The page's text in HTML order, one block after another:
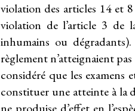
violation des articles 14 et
violation de l’article 3 de
inhumains ou
règlement n’atteignaient
considéré que les
constituer une atteinte à la